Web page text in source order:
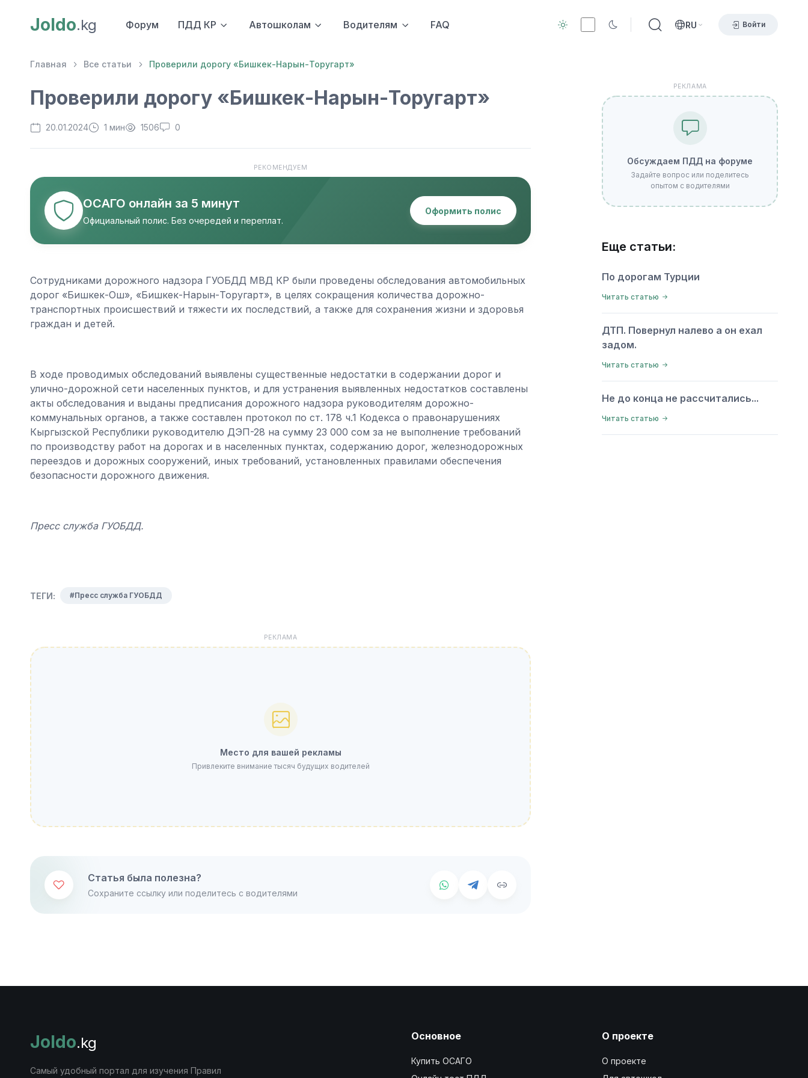
Joldo.kg RU Войти
Форум ПДД КР Автошколам Водителям FAQ
Главная Все статьи Проверили дорогу «Бишкек-Нарын-Торугарт»
Проверили дорогу «Бишкек-Нарын-Торугарт»
20.01.2024 1 мин 1506 0
РЕКОМЕНДУЕМ
ОСАГО онлайн за 5 минут
Официальный полис. Без очередей и переплат.
Оформить полис
Сотрудниками дорожного надзора ГУОБДД МВД КР были проведены обследования автомобильных
дорог «Бишкек-Ош», «Бишкек-Нарын-Торугарт», в целях сокращения количества дорожно-
транспортных происшествий и тяжести их последствий, а также для сохранения жизни и здоровья
граждан и детей.
В ходе проводимых обследований выявлены существенные недостатки в содержании дорог и
улично-дорожной сети населенных пунктов, и для устранения выявленных недостатков составлены
акты обследования и выданы предписания дорожного надзора руководителям дорожно-
коммунальных органов, а также составлен протокол по ст. 178 ч.1 Кодекса о правонарушениях
Кыргызской Республики руководителю ДЭП-28 на сумму 23 000 сом за не выполнение требований
по производству работ на дорогах и в населенных пунктах, содержанию дорог, железнодорожных
переездов и дорожных сооружений, иных требований, установленных правилами обеспечения
безопасности дорожного движения.
Пресс служба ГУОБДД.
ТЕГИ: #Пресс служба ГУОБДД
РЕКЛАМА
Место для вашей рекламы
Привлеките внимание тысяч будущих водителей
Статья была полезна?
Сохраните ссылку или поделитесь с водителями
РЕКЛАМА
Обсуждаем ПДД на форуме
Задайте вопрос или поделитесь
опытом с водителями
Еще статьи:
По дорогам Турции
Читать статью
ДТП. Повернул налево а он ехал
задом.
Читать статью
Не до конца не рассчитались...
Читать статью
Joldo.kg
Самый удобный портал для изучения Правил
Основное
Купить ОСАГО
О проекте
О проекте